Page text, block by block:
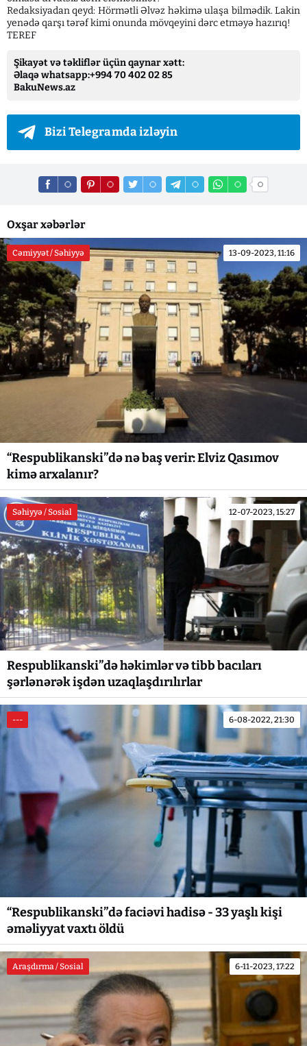
Redaksiyadan qeyd: Hörmətli Əlvəz həkimə ulaşa bilmədik. Lakin
yenədə qarşı tərəf kimi onunda mövqeyini dərc etməyə hazırıq!
TEREF
Şikayət və təkliflər üçün qaynar xətt:
Əlaqə whatsapp:+994 70 402 02 85
BakuNews.az
Bizi Telegramda izləyin
Oxşar xəbərlər
Cəmiyyət / Səhiyyə 13-09-2023, 11:16
“Respublikanski”də nə baş verir: Elviz Qasımov
kimə arxalanır?
Səhiyyə / Sosial 12-07-2023, 15:27
Respublikanski”də həkimlər və tibb bacıları
şərlənərək işdən uzaqlaşdırılırlar
--- 6-08-2022, 21:30
“Respublikanski”də faciəvi hadisə - 33 yaşlı kişi
əməliyyat vaxtı öldü
Araşdırma / Sosial 6-11-2023, 17:22